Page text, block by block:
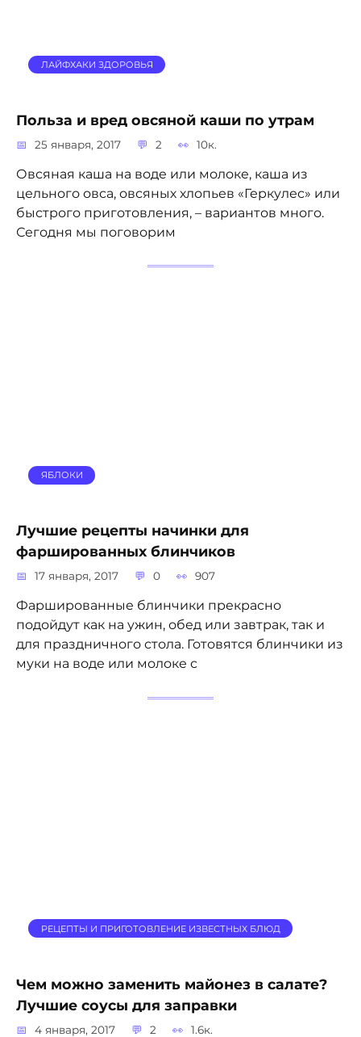
ЛАЙФХАКИ ЗДОРОВЬЯ
Польза и вред овсяной каши по утрам
25 января, 2017 2 10к.
Овсяная каша на воде или молоке, каша из
цельного овса, овсяных хлопьев «Геркулес» или
быстрого приготовления, – вариантов много.
Сегодня мы поговорим
ЯБЛОКИ
Лучшие рецепты начинки для
фаршированных блинчиков
17 января, 2017 0 907
Фаршированные блинчики прекрасно
подойдут как на ужин, обед или завтрак, так и
для праздничного стола. Готовятся блинчики из
муки на воде или молоке с
РЕЦЕПТЫ И ПРИГОТОВЛЕНИЕ ИЗВЕСТНЫХ БЛЮД
Чем можно заменить майонез в салате?
Лучшие соусы для заправки
4 января, 2017 2 1.6к.